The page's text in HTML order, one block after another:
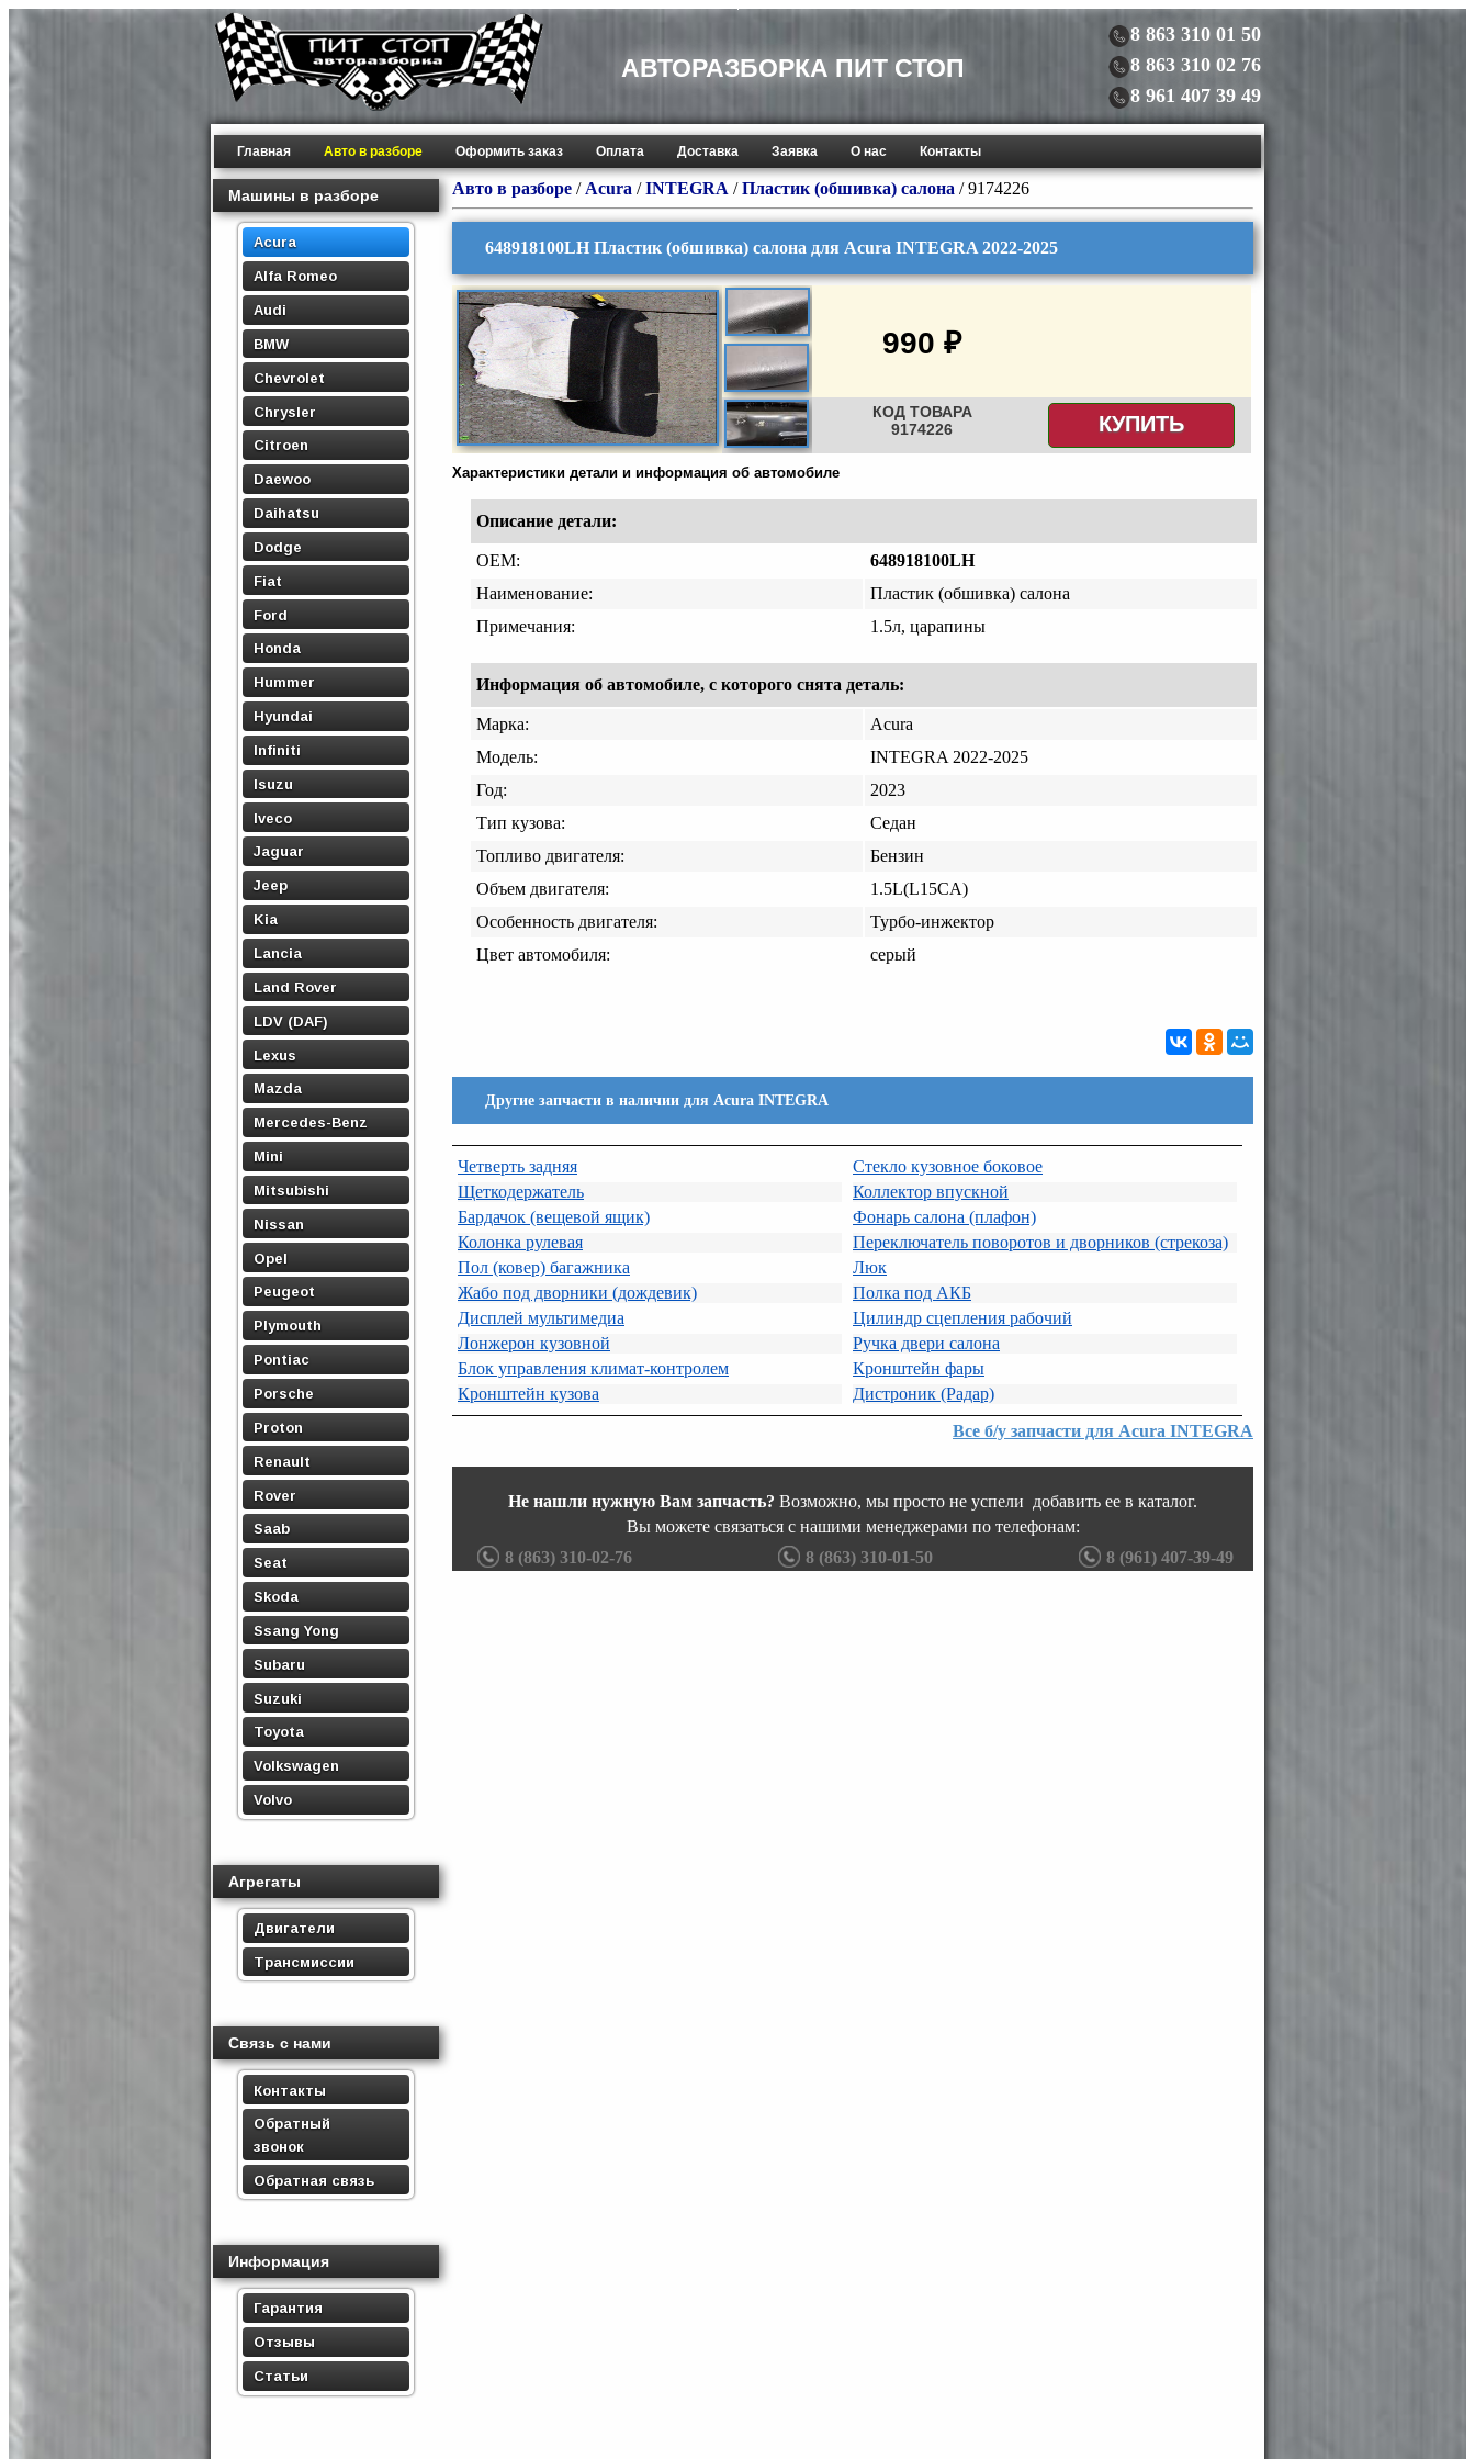
АВТОРАЗБОРКА ПИТ СТОП
8 863 310 01 50
8 863 310 02 76
8 961 407 39 49
Главная Авто в разборе Оформить заказ Оплата Доставка Заявка О нас Контакты
Машины в разборе
Acura
Alfa Romeo
Audi
BMW
Chevrolet
Chrysler
Citroen
Daewoo
Daihatsu
Dodge
Fiat
Ford
Honda
Hummer
Hyundai
Infiniti
Isuzu
Iveco
Jaguar
Jeep
Kia
Lancia
Land Rover
LDV (DAF)
Lexus
Mazda
Mercedes-Benz
Mini
Mitsubishi
Nissan
Opel
Peugeot
Plymouth
Pontiac
Porsche
Proton
Renault
Rover
Saab
Seat
Skoda
Ssang Yong
Subaru
Suzuki
Toyota
Volkswagen
Volvo
Агрегаты
Двигатели
Трансмиссии
Связь с нами
Контакты
Обратный
звонок
Обратная связь
Информация
Гарантия
Отзывы
Статьи
Авто в разборе / Acura /INTEGRA /Пластик (обшивка) салона / 9174226
648918100LH Пластик (обшивка) салона для Acura INTEGRA 2022-2025
990 ₽
КОД ТОВАРА
9174226
КУПИТЬ
Характеристики детали и информация об автомобиле
Описание детали:
OEM:
648918100LH
Наименование:
Пластик (обшивка) салона
Примечания:
1.5л, царапины
Информация об автомобиле, с которого снята деталь:
Марка:
Acura
Модель:
INTEGRA 2022-2025
Год:
2023
Тип кузова:
Седан
Топливо двигателя:
Бензин
Объем двигателя:
1.5L(L15CA)
Особенность двигателя:
Турбо-инжектор
Цвет автомобиля:
серый
Другие запчасти в наличии для Acura INTEGRA
Четверть задняя
Щеткодержатель
Бардачок (вещевой ящик)
Колонка рулевая
Пол (ковер) багажника
Жабо под дворники (дождевик)
Дисплей мультимедиа
Лонжерон кузовной
Блок управления климат-контролем
Кронштейн кузова
Стекло кузовное боковое
Коллектор впускной
Фонарь салона (плафон)
Переключатель поворотов и дворников (стрекоза)
Люк
Полка под АКБ
Цилиндр сцепления рабочий
Ручка двери салона
Кронштейн фары
Дистроник (Радар)
Все б/у запчасти для Acura INTEGRA
Не нашли нужную Вам запчасть? Возможно, мы просто не успели добавить ее в каталог.
Вы можете связаться с нашими менеджерами по телефонам:
8 (863) 310-02-76
8 (863) 310-01-50 8 (961) 407-39-49